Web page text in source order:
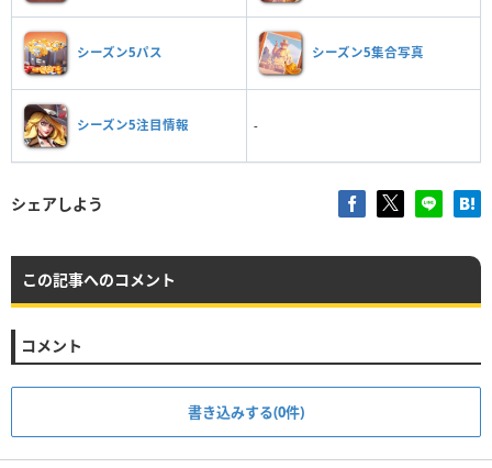
シーズン5パス シーズン5集合写真
シーズン5注目情報 -
シェアしよう
この記事へのコメント
コメント
書き込みする(0件)